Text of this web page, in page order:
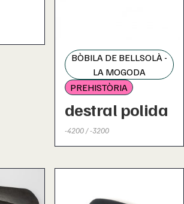
BÒBILA DE BELLSOLÀ -
LA MOGODA
PREHISTÒRIA
destral polida
-4200 / -3200